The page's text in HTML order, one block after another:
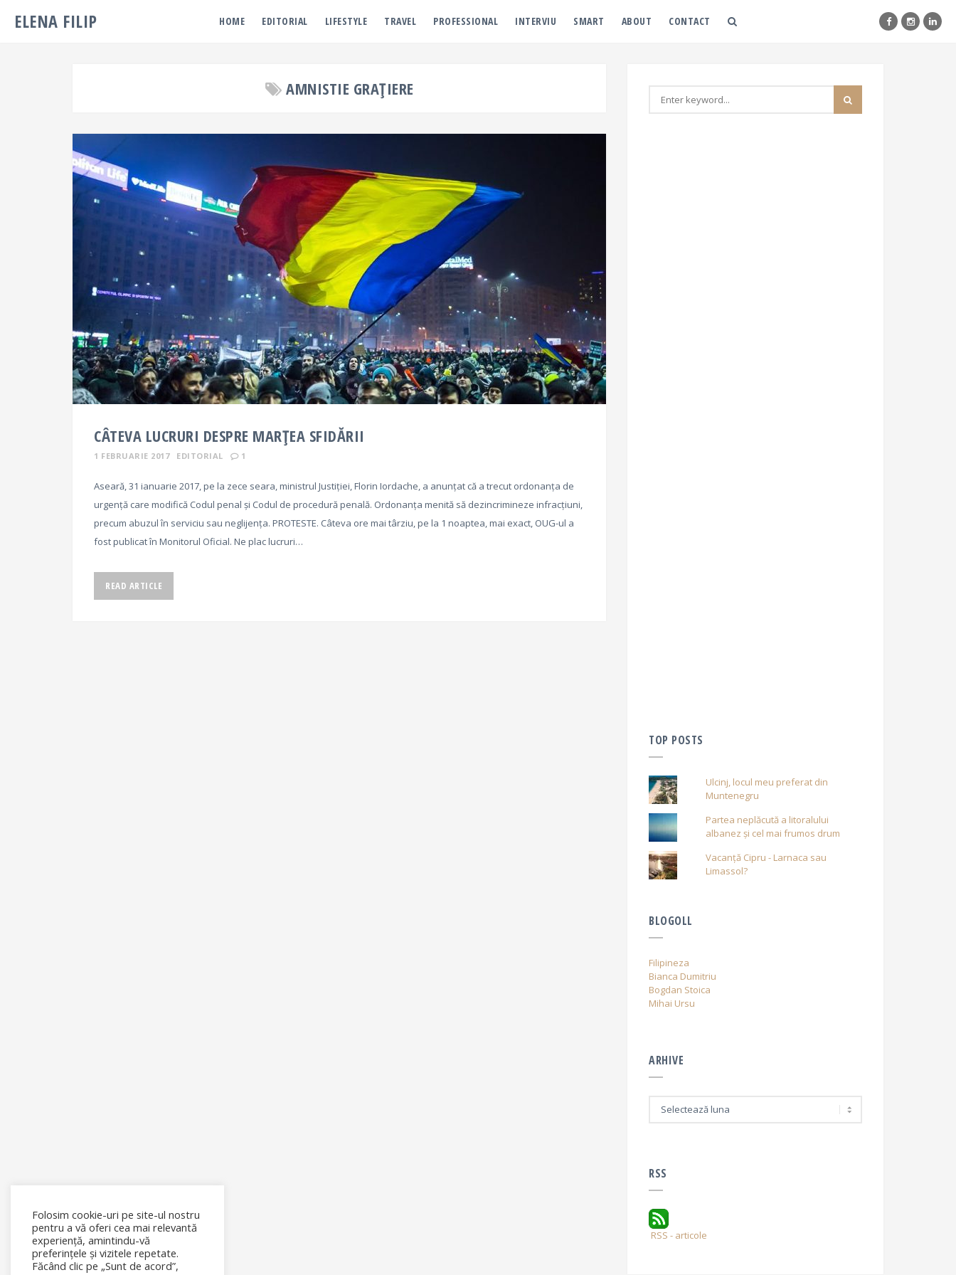
ELENA FILIP HOME EDITORIAL LIFESTYLE TRAVEL PROFESSIONAL INTERVIU SMART ABOUT CONTACT
AMNISTIE GRAȚIERE
CÂTEVA LUCRURI DESPRE MARȚEA SFIDĂRII
1 FEBRUARIE 2017 EDITORIAL 1
Aseară, 31 ianuarie 2017, pe la zece seara, ministrul Justiţiei, Florin Iordache, a anunţat că a trecut ordonanța de
urgență care modifică Codul penal și Codul de procedură penală. Ordonanța menită să dezincrimineze infracțiuni,
precum abuzul în serviciu sau neglijența. PROTESTE. Câteva ore mai târziu, pe la 1 noaptea, mai exact, OUG-ul a
fost publicat în Monitorul Oficial. Ne plac lucruri…
READ ARTICLE
TOP POSTS
Ulcinj, locul meu preferat din
Muntenegru
Partea neplăcută a litoralului
albanez și cel mai frumos drum
Vacanță Cipru - Larnaca sau
Limassol?
BLOGOLL
Filipineza
Bianca Dumitriu
Bogdan Stoica
Mihai Ursu
ARHIVE
RSS
RSS - articole
Folosim cookie-uri pe site-ul nostru
pentru a vă oferi cea mai relevantă
experiență, amintindu-vă
preferințele și vizitele repetate.
Făcând clic pe „Sunt de acord”,